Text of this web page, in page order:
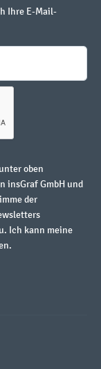
Ihre E-Mail-
oben
insGraf GmbH und
der
Ich kann meine